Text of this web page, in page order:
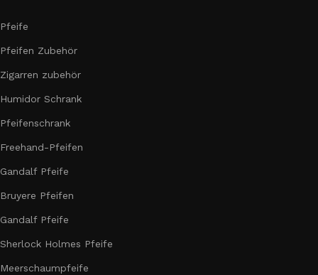
Pfeife
Pfeifen Zubehör
Zigarren zubehör
Humidor Schrank
Pfeifenschrank
Freehand-Pfeifen
Gandalf Pfeife
Bruyere Pfeifen
Gandalf Pfeife
Sherlock Holmes Pfeife
Meerschaumpfeife